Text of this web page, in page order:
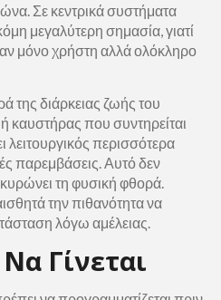
Σε κεντρικά συστήματα
μεγαλύτερη σημασία, γιατί
μόνο χρήστη αλλά ολόκληρο
της διάρκειας ζωής του
καυστήρας που συντηρείται
περισσότερα
παρεμβάσεις. Αυτό δεν
τη φυσική φθορά.
την πιθανότητα να
λόγω αμέλειας.
Γίνεται